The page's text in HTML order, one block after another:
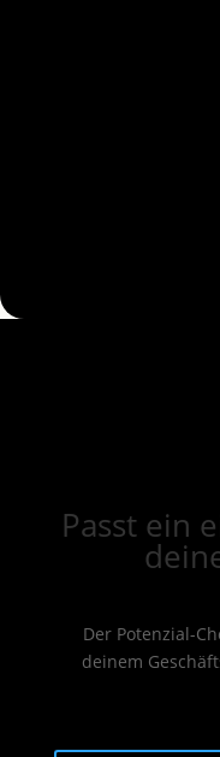
Passt ein
Der Potenzial-
deinem